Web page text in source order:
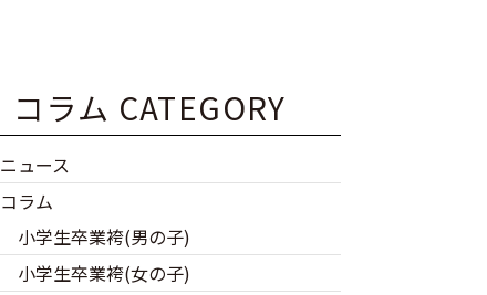
コラム CATEGORY
ニュース
コラム
小学生卒業袴(男の子)
小学生卒業袴(女の子)